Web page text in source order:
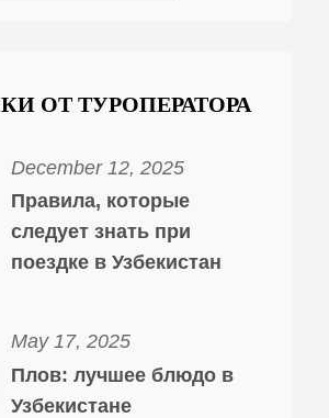
ОТ ТУРОПЕРАТОРА
December 12, 2025
Правила, которые
следует знать при
поездке в Узбекистан
May 17, 2025
Плов: лучшее блюдо в
Узбекистане